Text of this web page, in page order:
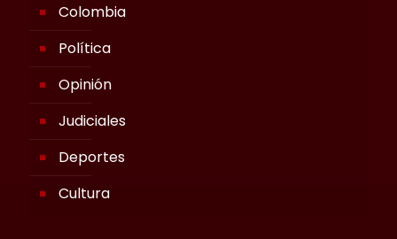
Colombia
Política
Opinión
Judiciales
Deportes
Cultura